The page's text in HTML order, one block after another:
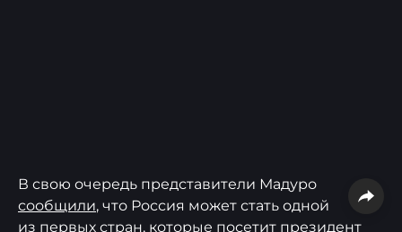
В свою очередь представители Мадуро
сообщили, что Россия может стать одной
из первых стран, которые посетит президент